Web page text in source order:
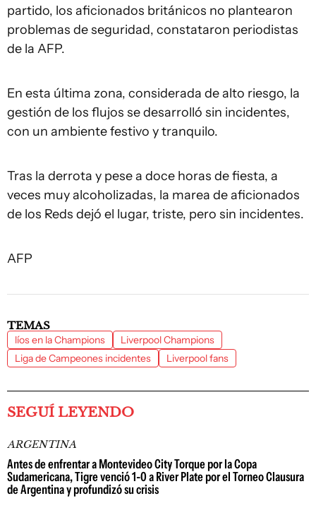
partido, los aficionados británicos no plantearon
problemas de seguridad, constataron periodistas
de la AFP.
En esta última zona, considerada de alto riesgo, la
gestión de los flujos se desarrolló sin incidentes,
con un ambiente festivo y tranquilo.
Tras la derrota y pese a doce horas de fiesta, a
veces muy alcoholizadas, la marea de aficionados
de los Reds dejó el lugar, triste, pero sin incidentes.
AFP
TEMAS
líos en la Champions
Liverpool Champions
Liga de Campeones incidentes
Liverpool fans
SEGUÍ LEYENDO
ARGENTINA
Antes de enfrentar a Montevideo City Torque por la Copa
Sudamericana, Tigre venció 1-0 a River Plate por el Torneo Clausura
de Argentina y profundizó su crisis